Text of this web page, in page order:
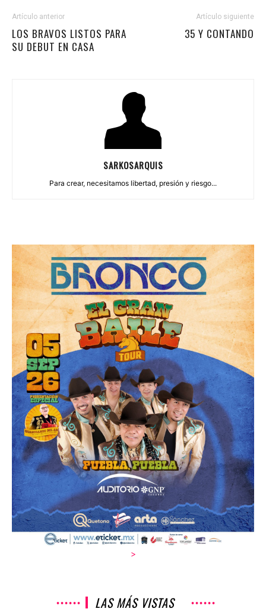
Artículo anterior
LOS BRAVOS LISTOS PARA
SU DEBUT EN CASA
Artículo siguiente
35 Y CONTANDO
SARKOSARQUIS
Para crear, necesitamos libertad, presión y riesgo...
>
LAS MÁS VISTAS